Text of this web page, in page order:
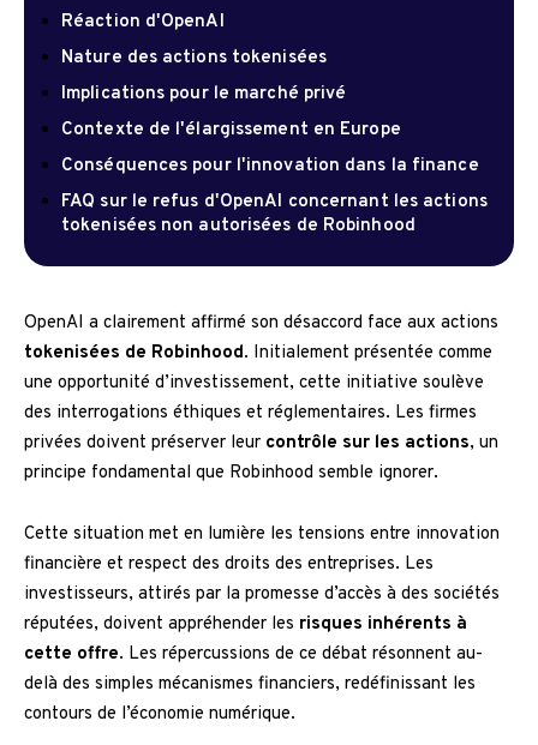
Réaction d'OpenAI
Nature des actions tokenisées
Implications pour le marché privé
Contexte de l'élargissement en Europe
Conséquences pour l'innovation dans la finance
FAQ sur le refus d'OpenAI concernant les actions
tokenisées non autorisées de Robinhood
OpenAI a clairement affirmé son désaccord face aux actions
tokenisées de Robinhood. Initialement présentée comme
une opportunité d’investissement, cette initiative soulève
des interrogations éthiques et réglementaires. Les firmes
privées doivent préserver leur contrôle sur les actions, un
principe fondamental que Robinhood semble ignorer.
Cette situation met en lumière les tensions entre innovation
financière et respect des droits des entreprises. Les
investisseurs, attirés par la promesse d’accès à des sociétés
réputées, doivent appréhender les risques inhérents à
cette offre. Les répercussions de ce débat résonnent au-
delà des simples mécanismes financiers, redéfinissant les
contours de l’économie numérique.